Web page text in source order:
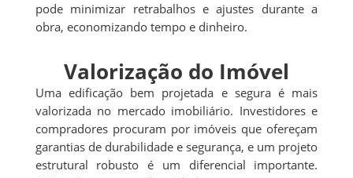
pode minimizar retrabalhos e ajustes durante a
obra, economizando tempo e dinheiro.
Valorização do Imóvel
Uma edificação bem projetada e segura é mais
valorizada no mercado imobiliário. Investidores e
compradores procuram por imóveis que ofereçam
garantias de durabilidade e segurança, e um projeto
estrutural robusto é um diferencial importante.